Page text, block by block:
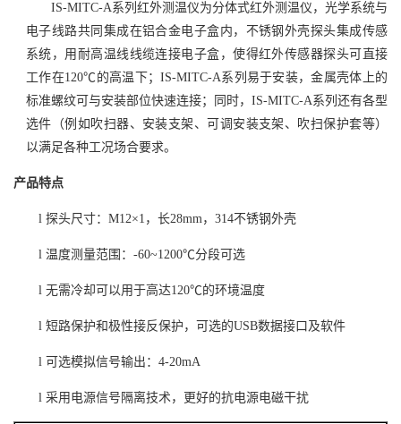
IS-MITC-A系列红外测温仪为分体式红外测温仪，光学系统与
电子线路共同集成在铝合金电子盒内，不锈钢外壳探头集成传感
系统，用耐高温线线缆连接电子盒，使得红外传感器探头可直接
工作在120℃的高温下；IS-MITC-A系列易于安装，金属壳体上的
标准螺纹可与安装部位快速连接；同时，IS-MITC-A系列还有各型
选件（例如吹扫器、安装支架、可调安装支架、吹扫保护套等）
以满足各种工况场合要求。
产品特点
l 探头尺寸： M12×1，长28mm，314不锈钢外壳
l 温度测量范围： -60~1200℃分段可选
l 无需冷却可以用于高达120℃的环境温度
l 短路保护和极性接反保护，可选的USB数据接口及软件
l 可选模拟信号输出： 4-20mA
l 采用电源信号隔离技术，更好的抗电源电磁干扰